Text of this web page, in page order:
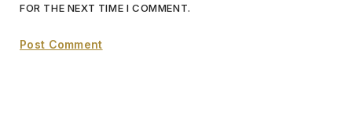
FOR THE NEXT TIME I COMMENT.